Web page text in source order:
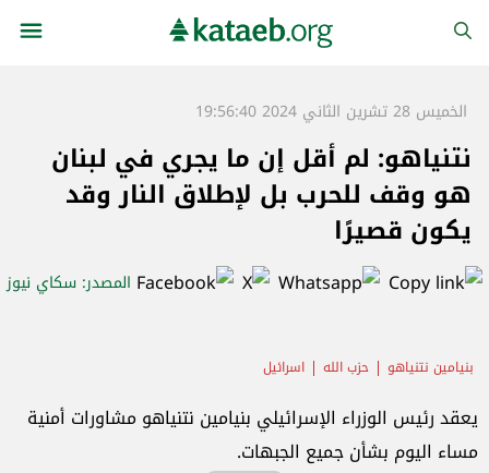
الخميس 28 تشرين الثاني 2024 19:56:40
نتنياهو: لم أقل إن ما يجري في لبنان
هو وقف للحرب بل لإطلاق النار وقد
يكون قصيرًا
المصدر: سكاي نيوز
بنيامين نتنياهو حزب الله اسرائيل
يعقد رئيس الوزراء الإسرائيلي بنيامين نتنياهو مشاورات أمنية
مساء اليوم بشأن جميع الجبهات.